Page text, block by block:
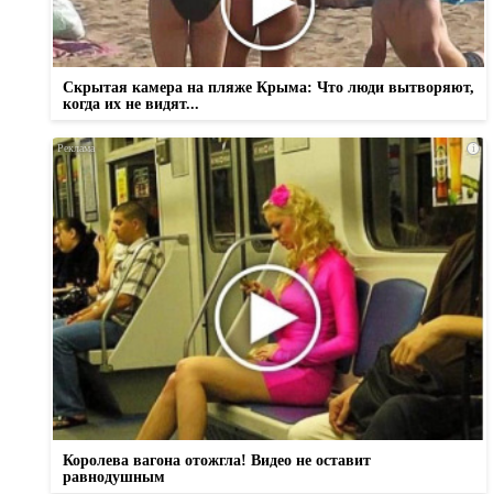
Скрытая камера на пляже Крыма: Что люди вытворяют,
когда их не видят...
i
Королева вагона отожгла! Видео не оставит
равнодушным